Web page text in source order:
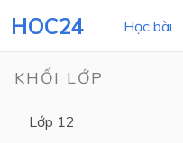
HOC24 Học bài
KHỐI LỚP
Lớp 12